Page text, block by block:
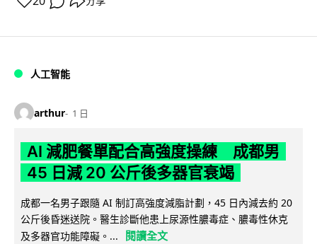
人工智能
arthur 1 日
AI 減肥餐單配合高強度操練 成都男
45 日減 20 公斤後多器官衰竭
成都一名男子跟隨 AI 制訂高強度減脂計劃，45 日內減去約 20
公斤後昏迷送院。醫生診斷他患上尿源性膿毒症、膿毒性休克
及多器官功能障礙。...
閱讀全文